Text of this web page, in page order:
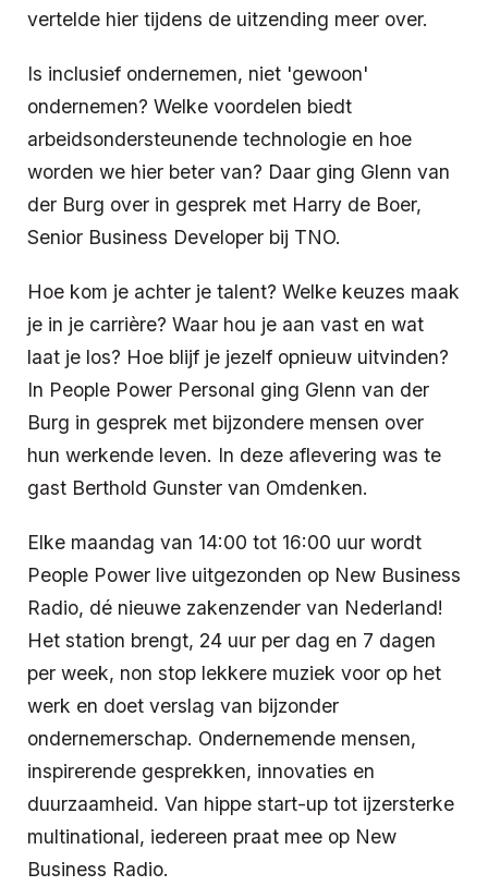
vertelde hier tijdens de uitzending meer over.
Is inclusief ondernemen, niet 'gewoon'
ondernemen? Welke voordelen biedt
arbeidsondersteunende technologie en hoe
worden we hier beter van? Daar ging Glenn van
der Burg over in gesprek met Harry de Boer,
Senior Business Developer bij TNO.
Hoe kom je achter je talent? Welke keuzes maak
je in je carrière? Waar hou je aan vast en wat
laat je los? Hoe blijf je jezelf opnieuw uitvinden?
In People Power Personal ging Glenn van der
Burg in gesprek met bijzondere mensen over
hun werkende leven. In deze aflevering was te
gast Berthold Gunster van Omdenken.
Elke maandag van 14:00 tot 16:00 uur wordt
People Power live uitgezonden op New Business
Radio, dé nieuwe zakenzender van Nederland!
Het station brengt, 24 uur per dag en 7 dagen
per week, non stop lekkere muziek voor op het
werk en doet verslag van bijzonder
ondernemerschap. Ondernemende mensen,
inspirerende gesprekken, innovaties en
duurzaamheid. Van hippe start-up tot ijzersterke
multinational, iedereen praat mee op New
Business Radio.